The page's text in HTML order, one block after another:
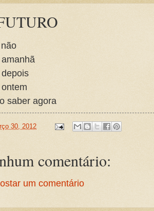
saber agora
30, 2012
comentário:
um comentário